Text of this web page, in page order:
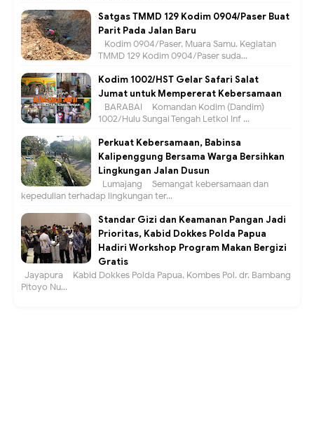
Satgas TMMD 129 Kodim 0904/Paser Buat
Parit Pada Jalan Baru
Kodim 0904/Paser, Muara Samu. Kegiatan
TMMD 129 Kodim 0904/Paser suda...
Kodim 1002/HST Gelar Safari Salat
Jumat untuk Mempererat Kebersamaan
BARABAI – Komandan Kodim (Dandim)
1002/Hulu Sungai Tengah Letkol Inf ...
Perkuat Kebersamaan, Babinsa
Kalipenggung Bersama Warga Bersihkan
Lingkungan Jalan Dusun
Lumajang – Semangat kebersamaan dan
kepedulian terhadap lingkungan ter...
Standar Gizi dan Keamanan Pangan Jadi
Prioritas, Kabid Dokkes Polda Papua
Hadiri Workshop Program Makan Bergizi
Gratis
Jayapura – Kabid Dokkes Polda Papua, Kombes Pol. dr. Bambang
Pitoyo Nu...